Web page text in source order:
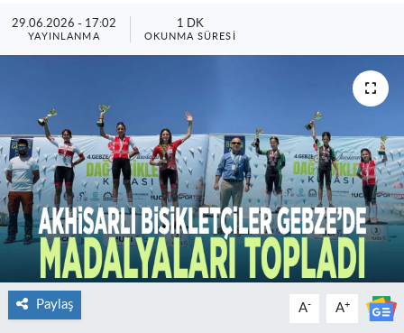
29.06.2026 - 17:02
YAYINLANMA
1 DK
OKUNMA SÜRESI
Paylaş A- A+